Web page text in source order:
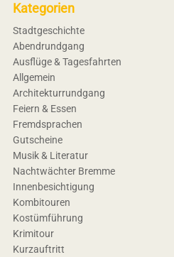
Kategorien
Stadtgeschichte
Abendrundgang
Ausflüge & Tagesfahrten
Allgemein
Architekturrundgang
Feiern & Essen
Fremdsprachen
Gutscheine
Musik & Literatur
Nachtwächter Bremme
Innenbesichtigung
Kombitouren
Kostümführung
Krimitour
Kurzauftritt